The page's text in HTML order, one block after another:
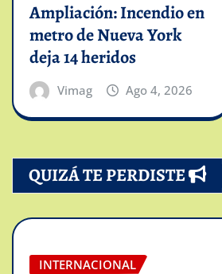
Ampliación: Incendio en
metro de Nueva York
deja 14 heridos
Vimag Ago 4, 2026
QUIZÁ TE PERDISTE
INTERNACIONAL